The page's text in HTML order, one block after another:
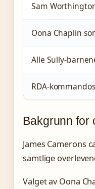
Sam
Oona Chaplin
Alle Sully-
RDA-
Bakgrunn for
James Camerons
samtlige
Valget av Oona